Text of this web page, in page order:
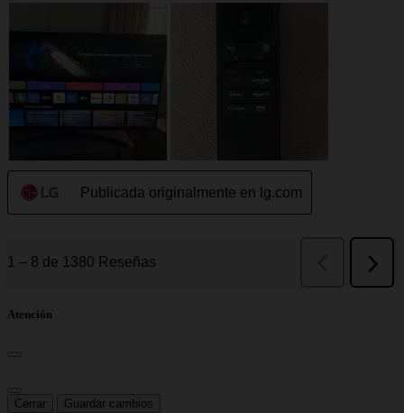
Atención
Cerrar
Guardar cambios